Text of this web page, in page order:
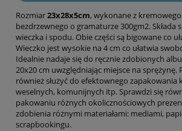
Rozmiar23x28x5cm, wykonane z
bezdrzewnego o gramaturze 300gm2. Składa
wieczka i spodu. Obie części są bigowane co
Wieczko jest wysokie na 4 cm co ułatwia
Idealnie nadaje się do ręcznie zdobionych
20x20 cm uwzględniając miejsce na sprężynę.
również służyć do efektownego zapakowania
weselnych, komunijnych itp. Sprawdzi się
pakowaniu różnych okolicznościowych
zdobienia różnymi materiałami: mediami,
scrapbookingu.